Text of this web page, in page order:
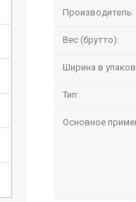
Производитель:
Вес (брутто):
Ширина в
Тип:
Основное